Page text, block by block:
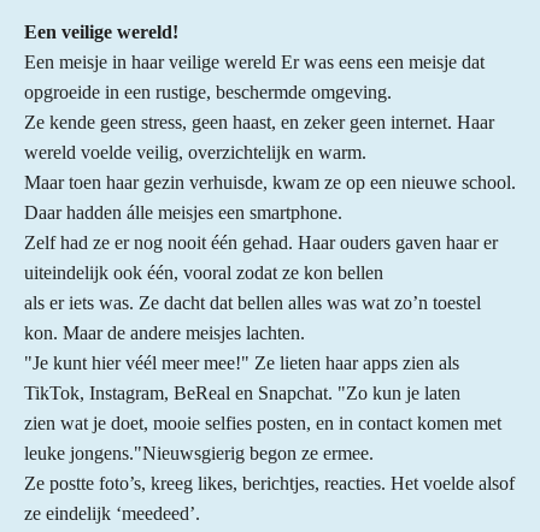
n
g
5
t
e
r
n
e
r
e
r
r
e
n
e
r
r
e
n
e
r
r
e
n
r
r
e
n
Een veilige wereld!
Een meisje in haar veilige wereld Er was eens een meisje dat
opgroeide in een rustige, beschermde omgeving.
Ze kende geen stress, geen haast, en zeker geen internet. Haar
wereld voelde veilig, overzichtelijk en warm.
Maar toen haar gezin verhuisde, kwam ze op een nieuwe school.
Daar hadden álle meisjes een smartphone.
Zelf had ze er nog nooit één gehad. Haar ouders gaven haar er
uiteindelijk ook één, vooral zodat ze kon bellen
als er iets was. Ze dacht dat bellen alles was wat zo’n toestel
kon. Maar de andere meisjes lachten.
"Je kunt hier véél meer mee!" Ze lieten haar apps zien als
TikTok, Instagram, BeReal en Snapchat. "Zo kun je laten
zien wat je doet, mooie selfies posten, en in contact komen met
leuke jongens."Nieuwsgierig begon ze ermee.
Ze postte foto’s, kreeg likes, berichtjes, reacties. Het voelde alsof
ze eindelijk ‘meedeed’.